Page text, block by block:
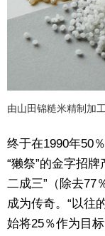
由山田锦糙米精制加
终于在1990年50
“獭祭”的金字招
二成三”（除去77
成为传奇。“以往
始将25％作为目